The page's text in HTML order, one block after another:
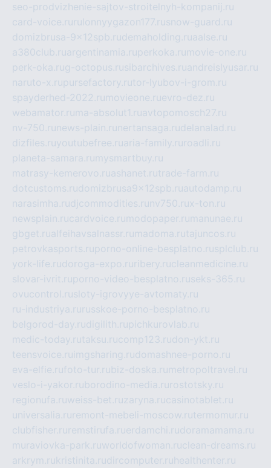
seo-prodvizhenie-sajtov-stroitelnyh-kompanij.ru
card-voice.ru rulonnyygazon177.rusnow-guard.ru
domizbrusa-9x12spb.rudemaholding.ruaalse.ru
a380club.ruargentinamia.ruperkoka.ru movie-one.ru
perk-oka.rug-octopus.rusibarchives.ruandreislyusar.ru
naruto-x.rupursefactory.rutor-lyubov-i-grom.ru
spayderhed-2022.ru movieone.ruevro-dez.ru
webamator.ru ma-absolut1.ruavtopomosch27.ru
nv-750.ru news-plain.ru nertansaga.rudelanalad.ru
dizfiles.ruyoutubefree.ruaria-family.ru roadli.ru
planeta-samara.ru mysmartbuy.ru
matrasy-kemerovo.ruashanet.rutrade-farm.ru
dotcustoms.rudomizbrusa9x12spb.ruautodamp.ru
narasimha.rudjcommodities.ru nv750.rux-ton.ru
newsplain.rucardvoice.ru modopaper.ru manunae.ru
gbget.rualfeihavsalnassr.ru madoma.rutajuncos.ru
petrovkasports.ruporno-online-besplatno.rusplclub.ru
york-life.rudoroga-expo.ru ribery.rucleanmedicine.ru
slovar-ivrit.ruporno-video-besplatno.ruseks-365.ru
ovucontrol.rusloty-igrovyye-avtomaty.ru
ru-industriya.ru russkoe-porno-besplatno.ru
belgorod-day.rudigilith.rupichkurovlab.ru
medic-today.rutaksu.rucomp123.rudon-ykt.ru
teensvoice.ru imgsharing.rudomashnee-porno.ru
eva-elfie.rufoto-tur.rubiz-doska.ru metropoltravel.ru
veslo-i-yakor.ruborodino-media.ru rostotsky.ru
regionufa.ruweiss-bet.ruzaryna.rucasinotablet.ru
universalia.ru remont-mebeli-moscow.rutermomur.ru
clubfisher.ru remstirufa.ruerdamchi.rudoramamama.ru
muraviovka-park.ruworldofwoman.ruclean-dreams.ru
arkrym.rukristinita.rudircomputer.ru healthenter.ru